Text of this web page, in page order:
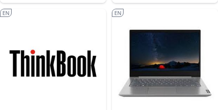
EN EN